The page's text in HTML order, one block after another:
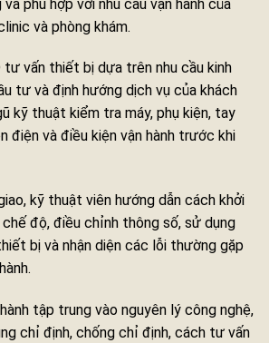
phù hợp với nhu cầu vận hành của
và phòng khám.
vấn thiết bị dựa trên nhu cầu kinh
tư và định hướng dịch vụ của khách
kỹ thuật kiểm tra máy, phụ kiện, tay
điện và điều kiện vận hành trước khi
kỹ thuật viên hướng dẫn cách khởi
độ, điều chỉnh thông số, sử dụng
bị và nhận diện các lỗi thường gặp
tập trung vào nguyên lý công nghệ,
chỉ định, chống chỉ định, cách tư vấn